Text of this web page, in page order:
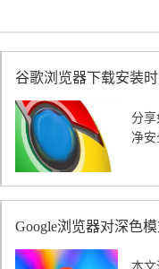
谷歌浏览器下载安装
分享
净安
Google浏览器对深色